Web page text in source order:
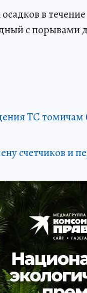
в
с порывами
ТС томичам
счетчиков и